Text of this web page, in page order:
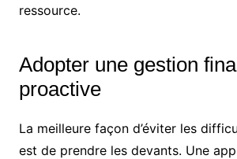
ressource.
Adopter une gestion
proactive
La meilleure façon d’éviter les
est de prendre les devants. Une